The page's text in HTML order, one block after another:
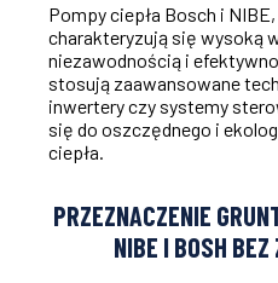
Pompy ciepła Bosch i
charakteryzują się wysoką
niezawodnością i
stosują zaawansowane
inwertery czy systemy
się do oszczędnego i
ciepła.
PRZEZNACZENIE
NIBE I BOSH